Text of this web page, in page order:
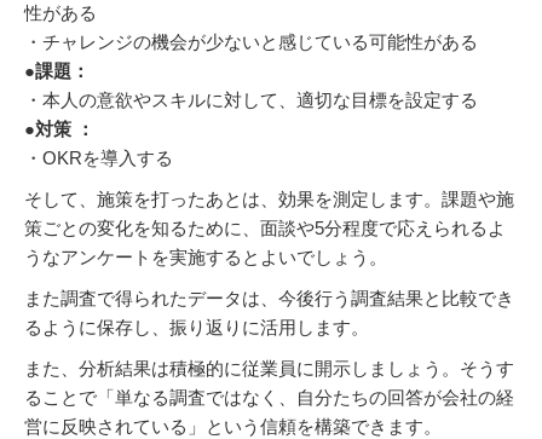
性がある
・チャレンジの機会が少ないと感じている可能性がある
●課題：
・本人の意欲やスキルに対して、適切な目標を設定する
●対策 ：
・OKRを導入する
そして、施策を打ったあとは、効果を測定します。課題や施
策ごとの変化を知るために、面談や5分程度で応えられるよ
うなアンケートを実施するとよいでしょう。
また調査で得られたデータは、今後行う調査結果と比較でき
るように保存し、振り返りに活用します。
また、分析結果は積極的に従業員に開示しましょう。そうす
ることで「単なる調査ではなく、自分たちの回答が会社の経
営に反映されている」という信頼を構築できます。